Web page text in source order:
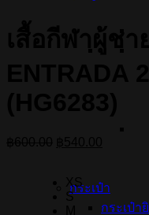
กระเป๋า
กระเป๋า
เสื้อกีฬาผู้ชา
ENTRADA
฿600.00.฿540.00.
XS
S